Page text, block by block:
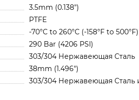
3.5mm (0.138")
PTFE
-70°C to 260°C (-158°F to 500°F)
290 Bar (4206 PSI)
303/304 Нержавеющая Сталь
38mm (1.496")
303/304 Нержавеющая Сталь